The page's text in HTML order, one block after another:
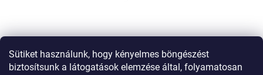
Sütiket használunk, hogy kényelmes böngészést
biztosítsunk a látogatások elemzése által, folyamatosan
Shoptet Tanácsadás